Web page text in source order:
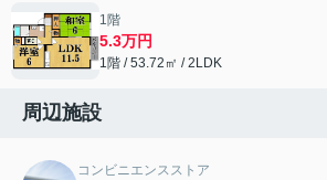
1階
5.3万円
1階 / 53.72㎡ / 2LDK
周辺施設
コンビニエンスストア